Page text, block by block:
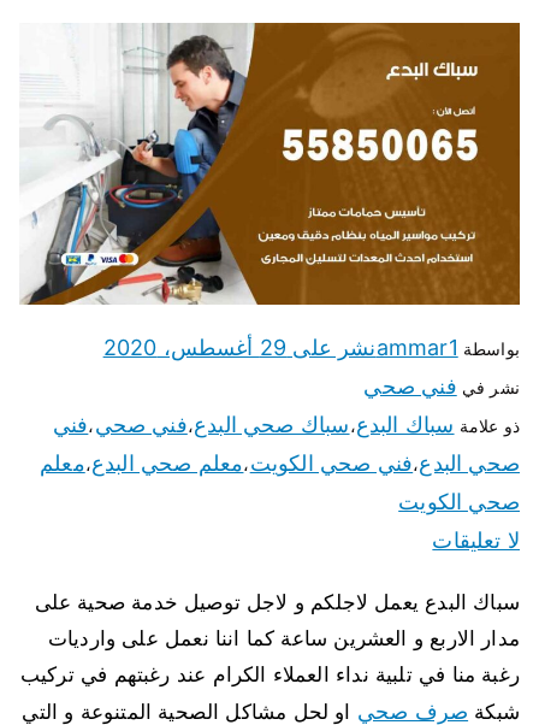
بواسطة ammar1نشر على 29 أغسطس، 2020
نشر في فني صحي
ذو علامة سباك البدع،سباك صحي البدع،فني صحي،فني
صحي البدع،فني صحي الكويت،معلم صحي البدع،معلم
صحي الكويت
لا تعليقات
سباك البدع يعمل لاجلكم و لاجل توصيل خدمة صحية على
مدار الاربع و العشرين ساعة كما اننا نعمل على وارديات
رغبة منا في تلبية نداء العملاء الكرام عند رغبتهم في تركيب
شبكة صرف صحي او لحل مشاكل الصحية المتنوعة و التي